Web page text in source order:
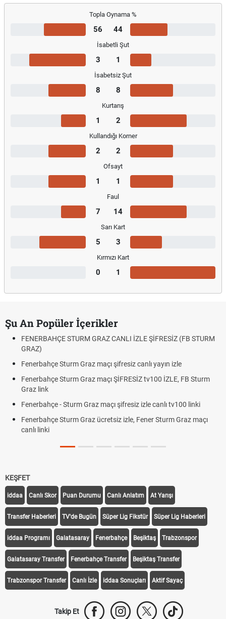
Topla Oynama %
56 44
İsabetli Şut
3 1
İsabetsiz Şut
8 8
Kurtarış
1 2
Kullandığı Korner
2 2
Ofsayt
1 1
Faul
7 14
Sarı Kart
5 3
Kırmızı Kart
0 1
Şu An Popüler İçerikler
FENERBAHÇE STURM GRAZ CANLI İZLE ŞİFRESİZ (FB STURM
GRAZ)
Fenerbahçe Sturm Graz maçı şifresiz canlı yayın izle
Fenerbahçe Sturm Graz maçı ŞİFRESİZ tv100 İZLE, FB Sturm
Graz link
Fenerbahçe - Sturm Graz maçı şifresiz izle canlı tv100 linki
Fenerbahçe Sturm Graz ücretsiz izle, Fener Sturm Graz maçı
canlı linki
KEŞFET
iddaa Canlı Skor Puan Durumu Canlı Anlatım At Yarışı
Transfer Haberleri TV'de Bugün Süper Lig Fikstür Süper Lig Haberleri
iddaa Programı Galatasaray Fenerbahçe Beşiktaş Trabzonspor
Galatasaray Transfer Fenerbahçe Transfer Beşiktaş Transfer
Trabzonspor Transfer Canlı İzle iddaa Sonuçları Aktif Sayaç
Takip Et